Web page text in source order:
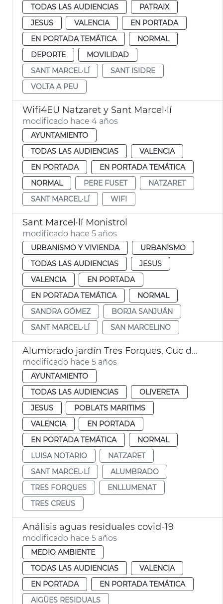
TODAS LAS AUDIENCIAS
PATRAIX
JESUS
VALENCIA
EN PORTADA
EN PORTADA TEMÁTICA
NORMAL
DEPORTE
MOVILIDAD
SANT MARCEL·LÍ
SANT ISIDRE
VOLTA A PEU
Wifi4EU Natzaret y Sant Marcel·lí
modificado hace 4 años
AYUNTAMIENTO
TODAS LAS AUDIENCIAS
VALENCIA
EN PORTADA
EN PORTADA TEMÁTICA
NORMAL
PERE FUSET
NATZARET
SANT MARCEL·LÍ
WIFI
Sant Marcel·lí Monistrol
modificado hace 5 años
URBANISMO Y VIVIENDA
URBANISMO
TODAS LAS AUDIENCIAS
JESUS
VALENCIA
EN PORTADA
EN PORTADA TEMÁTICA
NORMAL
SANDRA GÓMEZ
BORJA SANJUÁN
SANT MARCEL·LÍ
SAN MARCELINO
Alumbrado jardín Tres Forques, Cuc de llum Natzaret, e iglesia y mural Sant Marcel·lí
modificado hace 5 años
AYUNTAMIENTO
TODAS LAS AUDIENCIAS
OLIVERETA
JESUS
POBLATS MARITIMS
VALENCIA
EN PORTADA
EN PORTADA TEMÁTICA
NORMAL
LUISA NOTARIO
NATZARET
SANT MARCEL·LÍ
ALUMBRADO
TRES FORQUES
ENLLUMENAT
TRES CREUS
Análisis aguas residuales covid-19
modificado hace 5 años
MEDIO AMBIENTE
TODAS LAS AUDIENCIAS
VALENCIA
EN PORTADA
EN PORTADA TEMÁTICA
AIGÜES RESIDUALS